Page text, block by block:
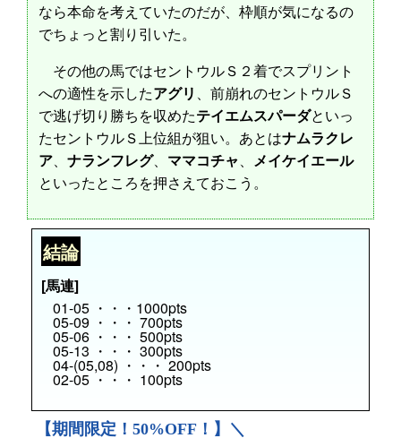
なら本命を考えていたのだが、枠順が気になるの
でちょっと割り引いた。
その他の馬ではセントウルＳ２着でスプリント
への適性を示したアグリ 、前崩れのセントウルＳ
で逃げ切り勝ちを収めたテイエムスパーダといっ
たセントウルＳ上位組が狙い。あとはナムラクレ
ア、 ナランフレグ、 ママコチャ、 メイケイエール
といったところを押さえておこう。
結論
[馬連]
01-05 ・・・1000pts
05-09 ・・・ 700pts
05-06 ・・・ 500pts
05-13 ・・・ 300pts
04-(05,08) ・・・ 200pts
02-05 ・・・ 100pts